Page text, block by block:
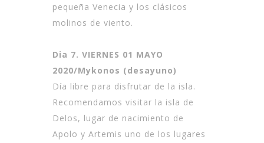
pequeña Venecia y los clásicos
molinos de viento.
Dia 7. VIERNES 01 MAYO
2020/Mykonos (desayuno)
Día libre para disfrutar de la isla.
Recomendamos visitar la isla de
Delos, lugar de nacimiento de
Apolo y Artemis uno de los lugares